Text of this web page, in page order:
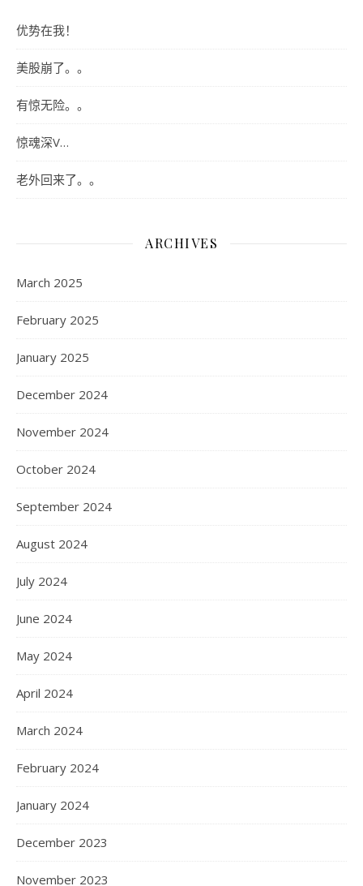
优势在我！
美股崩了。。
有惊无险。。
惊魂深V…
老外回来了。。
ARCHIVES
March 2025
February 2025
January 2025
December 2024
November 2024
October 2024
September 2024
August 2024
July 2024
June 2024
May 2024
April 2024
March 2024
February 2024
January 2024
December 2023
November 2023